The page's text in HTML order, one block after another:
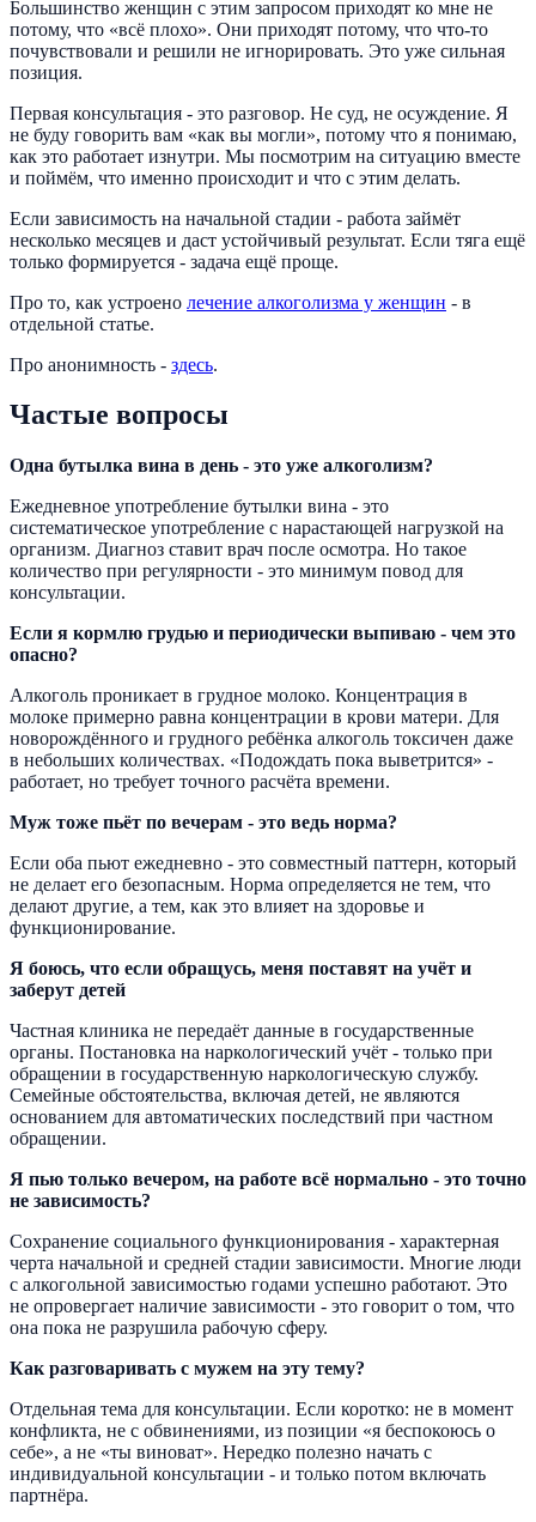
Большинство женщин с этим запросом приходят ко мне не
потому, что «всё плохо». Они приходят потому, что что-то
почувствовали и решили не игнорировать. Это уже сильная
позиция.
Первая консультация - это разговор. Не суд, не осуждение. Я
не буду говорить вам «как вы могли», потому что я понимаю,
как это работает изнутри. Мы посмотрим на ситуацию вместе
и поймём, что именно происходит и что с этим делать.
Если зависимость на начальной стадии - работа займёт
несколько месяцев и даст устойчивый результат. Если тяга ещё
только формируется - задача ещё проще.
Про то, как устроено лечение алкоголизма у женщин - в
отдельной статье.
Про анонимность - здесь.
Частые вопросы
Одна бутылка вина в день - это уже алкоголизм?
Ежедневное употребление бутылки вина - это
систематическое употребление с нарастающей нагрузкой на
организм. Диагноз ставит врач после осмотра. Но такое
количество при регулярности - это минимум повод для
консультации.
Если я кормлю грудью и периодически выпиваю - чем это
опасно?
Алкоголь проникает в грудное молоко. Концентрация в
молоке примерно равна концентрации в крови матери. Для
новорождённого и грудного ребёнка алкоголь токсичен даже
в небольших количествах. «Подождать пока выветрится» -
работает, но требует точного расчёта времени.
Муж тоже пьёт по вечерам - это ведь норма?
Если оба пьют ежедневно - это совместный паттерн, который
не делает его безопасным. Норма определяется не тем, что
делают другие, а тем, как это влияет на здоровье и
функционирование.
Я боюсь, что если обращусь, меня поставят на учёт и
заберут детей
Частная клиника не передаёт данные в государственные
органы. Постановка на наркологический учёт - только при
обращении в государственную наркологическую службу.
Семейные обстоятельства, включая детей, не являются
основанием для автоматических последствий при частном
обращении.
Я пью только вечером, на работе всё нормально - это точно
не зависимость?
Сохранение социального функционирования - характерная
черта начальной и средней стадии зависимости. Многие люди
с алкогольной зависимостью годами успешно работают. Это
не опровергает наличие зависимости - это говорит о том, что
она пока не разрушила рабочую сферу.
Как разговаривать с мужем на эту тему?
Отдельная тема для консультации. Если коротко: не в момент
конфликта, не с обвинениями, из позиции «я беспокоюсь о
себе», а не «ты виноват». Нередко полезно начать с
индивидуальной консультации - и только потом включать
партнёра.